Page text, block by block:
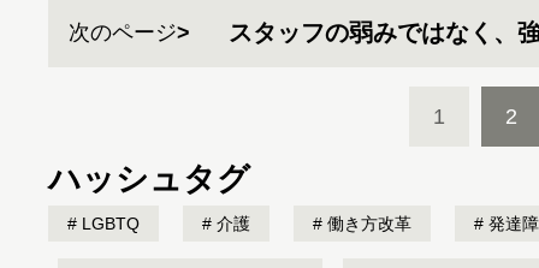
次のページ スタッフの弱みではなく、
1 2
ハッシュタグ
LGBTQ 介護 働き方改革 発達